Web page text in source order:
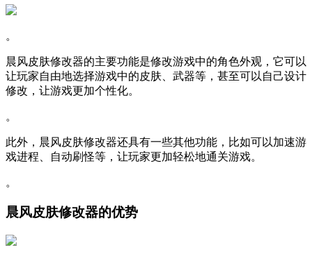
。
晨风皮肤修改器的主要功能是修改游戏中的角色外观，它可以
让玩家自由地选择游戏中的皮肤、武器等，甚至可以自己设计
修改，让游戏更加个性化。
。
此外，晨风皮肤修改器还具有一些其他功能，比如可以加速游
戏进程、自动刷怪等，让玩家更加轻松地通关游戏。
。
晨风皮肤修改器的优势